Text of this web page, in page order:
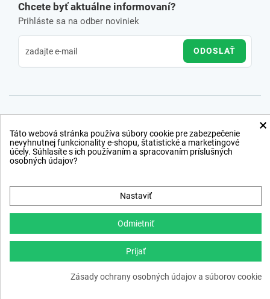
Chcete byť aktuálne informovaní?
Prihláste sa na odber noviniek
ODOSLAŤ
webdesign,ppc›netsuccess.sk
×
Táto webová stránka používa súbory cookie pre zabezpečenie
nevyhnutnej funkcionality e-shopu, štatistické a marketingové
účely. Súhlasíte s ich používaním a spracovaním príslušných
osobných údajov?
Nastaviť
Odmietniť
Prijať
Zásady ochrany osobných údajov a súborov cookie